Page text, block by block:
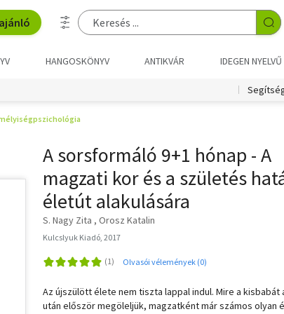
HANGOSKÖNYV ANTIKVÁR IDEGEN NYELVŰ
A sorsformáló 9+1 hónap - A
magzati kor és a születés
életút alakulására
S. Nagy Zita Orosz Katalin
Kulcslyuk Kiadó, 2017
Olvasói vélemények (0)
Az újszülött élete nem tiszta lappal indul. Mire a kisbabát
után először megöleljük, magzatként már számos olyan